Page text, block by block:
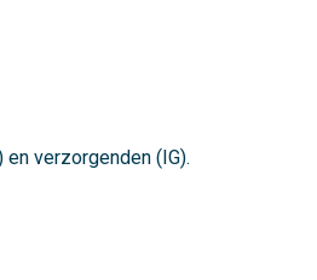
verzorgenden (IG).